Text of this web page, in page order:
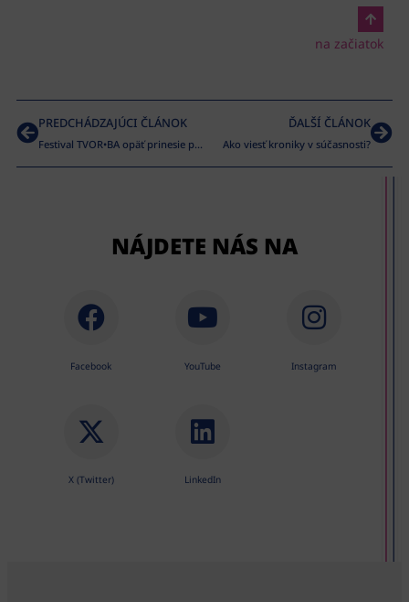
na začiatok
PREDCHÁDZAJÚCI ČLÁNOK
Festival TVOR•BA opäť prinesie priestor pre umenie, vzájomné inšpirácie a radosť z tvorivosti
ĎALŠÍ ČLÁNOK
Ako viesť kroniky v súčasnosti?
NÁJDETE NÁS NA
Facebook YouTube Instagram
X (Twitter) LinkedIn